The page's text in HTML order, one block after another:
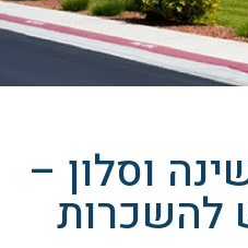
שינה וסלון –
להשכרות